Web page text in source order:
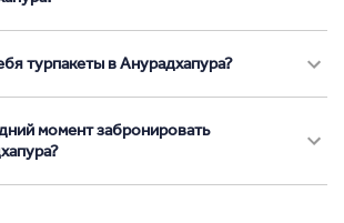
турпакеты в Анурадхапура?
момент забронировать